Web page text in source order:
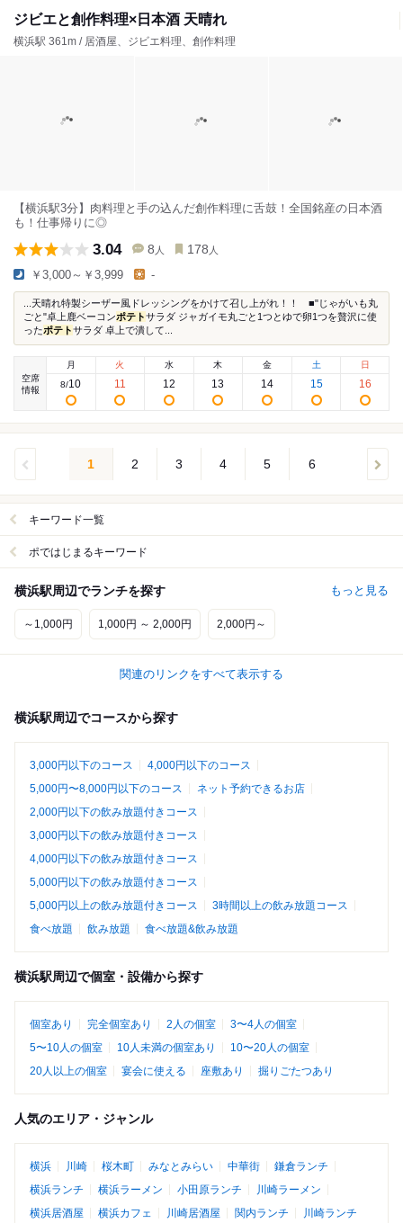
ジビエと創作料理×日本酒 天晴れ
横浜駅 361m / 居酒屋、ジビエ料理、創作料理
【横浜駅3分】肉料理と手の込んだ創作料理に舌鼓！全国銘産の日本酒
も！仕事帰りに◎
3.04 8 人 178 人
￥3,000～￥3,999 -
...天晴れ特製シーザー風ドレッシングをかけて召し上がれ！！ ■"じゃがいも丸
ごと"卓上鹿ベーコンポテトサラダ ジャガイモ丸ごと1つとゆで卵1つを贅沢に使
ったポテトサラダ 卓上で潰して...
空席
情報
月
8/10
火
11
水
12
木
13
金
14
土
15
日
16
1 2 3 4 5 6
キーワード一覧
ポではじまるキーワード
横浜駅周辺でランチを探す もっと見る
～1,000円 1,000円 ～ 2,000円 2,000円～
関連のリンクをすべて表示する
横浜駅周辺でコースから探す
3,000円以下のコース
4,000円以下のコース
5,000円〜8,000円以下のコース
ネット予約できるお店
2,000円以下の飲み放題付きコース
3,000円以下の飲み放題付きコース
4,000円以下の飲み放題付きコース
5,000円以下の飲み放題付きコース
5,000円以上の飲み放題付きコース
3時間以上の飲み放題コース
食べ放題
飲み放題 食べ放題&飲み放題
横浜駅周辺で個室・設備から探す
個室あり 完全個室あり 2人の個室
3〜4人の個室
5〜10人の個室
10人未満の個室あり
10〜20人の個室
20人以上の個室
宴会に使える 座敷あり 掘りごたつあり
人気のエリア・ジャンル
横浜 川崎 桜木町 みなとみらい 中華街
鎌倉ランチ
横浜ランチ
横浜ラーメン 小田原ランチ
川崎ラーメン
横浜居酒屋
横浜カフェ 川崎居酒屋 関内ランチ 川崎ランチ